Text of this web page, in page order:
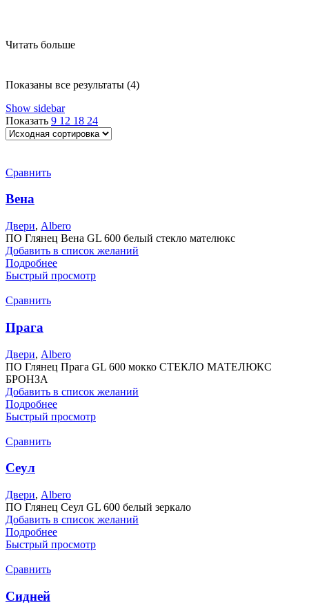
Читать больше
Показаны все результаты (4)
Show sidebar
Показать 9 12 18 24
Сравнить
Вена
Двери, Albero
ПО Глянец Вена GL 600 белый стекло мателюкс
Добавить в список желаний
Подробнее
Быстрый просмотр
Сравнить
Прага
Двери, Albero
ПО Глянец Прага GL 600 мокко СТЕКЛО МАТЕЛЮКС
БРОНЗА
Добавить в список желаний
Подробнее
Быстрый просмотр
Сравнить
Сеул
Двери, Albero
ПО Глянец Сеул GL 600 белый зеркало
Добавить в список желаний
Подробнее
Быстрый просмотр
Сравнить
Сидней